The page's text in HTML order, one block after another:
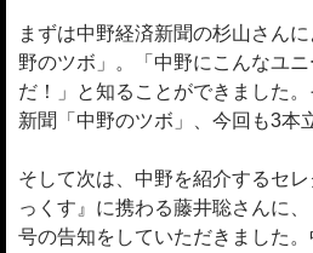
まずは中野経済新聞の杉山さん
野のツボ」。「中野にこんなユ
だ！」と知ることができました
新聞「中野のツボ」、今回も3本
そして次は、中野を紹介するセ
っくす』に携わる藤井聡さんに
号の告知をしていただきました